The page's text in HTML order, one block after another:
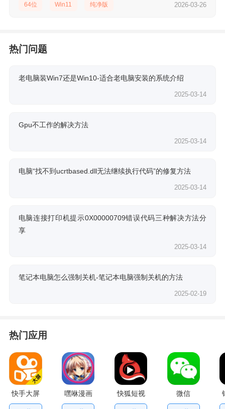
64位 Win11 纯净版 2026-03-26
热门问题
老电脑装Win7还是Win10-适合老电脑安装的系统介绍
2025-03-14
Gpu不工作的解决方法
2025-03-14
电脑“找不到ucrtbased.dll无法继续执行代码”的修复方法
2025-03-14
电脑连接打印机提示0X00000709错误代码三种解决方法分
享
2025-03-14
笔记本电脑怎么强制关机-笔记本电脑强制关机的方法
2025-02-19
热门应用
快手大屏
版
嘿咻漫画
快狐短视
频
微信